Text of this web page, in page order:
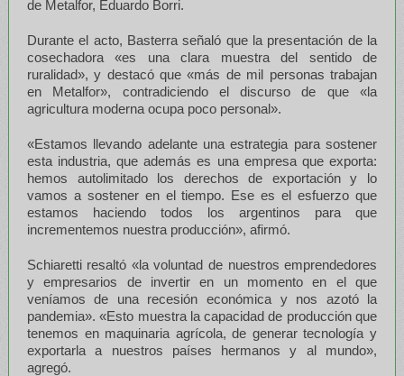
de Metalfor, Eduardo Borri.
Durante el acto, Basterra señaló que la presentación de la
cosechadora «es una clara muestra del sentido de
ruralidad», y destacó que «más de mil personas trabajan
en Metalfor», contradiciendo el discurso de que «la
agricultura moderna ocupa poco personal».
«Estamos llevando adelante una estrategia para sostener
esta industria, que además es una empresa que exporta:
hemos autolimitado los derechos de exportación y lo
vamos a sostener en el tiempo. Ese es el esfuerzo que
estamos haciendo todos los argentinos para que
incrementemos nuestra producción», afirmó.
Schiaretti resaltó «la voluntad de nuestros emprendedores
y empresarios de invertir en un momento en el que
veníamos de una recesión económica y nos azotó la
pandemia». «Esto muestra la capacidad de producción que
tenemos en maquinaria agrícola, de generar tecnología y
exportarla a nuestros países hermanos y al mundo»,
agregó.